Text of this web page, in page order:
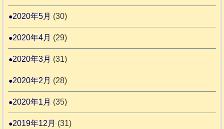
2020年5月 (30)
2020年4月 (29)
2020年3月 (31)
2020年2月 (28)
2020年1月 (35)
2019年12月 (31)